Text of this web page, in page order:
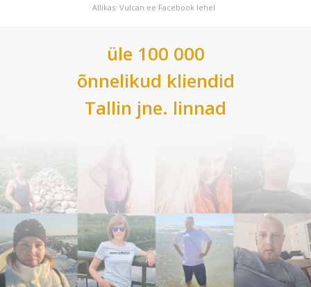
Allikas: Vulcan.ee Facebook lehel
üle 100 000
õnnelikud kliendid
Tallin jne. linnad